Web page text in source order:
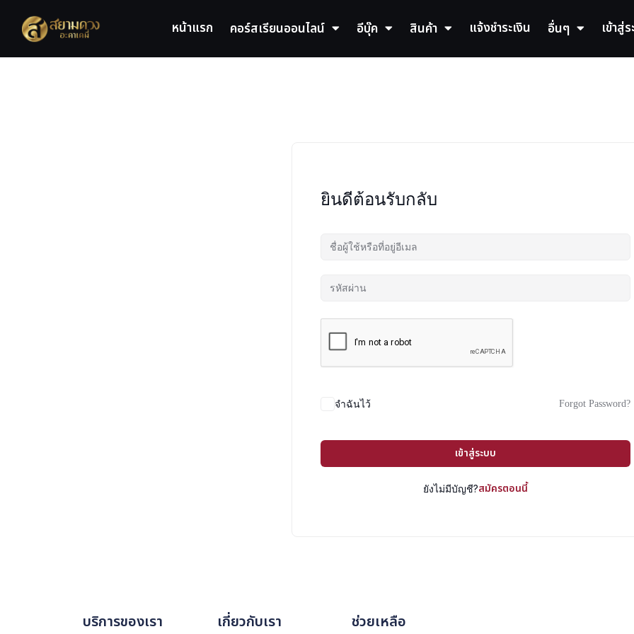
content
หน้าแรก คอร์สเรียนออนไลน์ อีบุ๊ค สินค้า แจ้งชำระเงิน อื่นๆ เข้าสู่
ยินดีต้อนรับกลับ
จำฉันไว้ Forgot Password?
เข้าสู่ระบบ
ยังไม่มีบัญชี?สมัครตอนนี้
บริการของเรา เกี่ยวกับเรา ช่วยเหลือ